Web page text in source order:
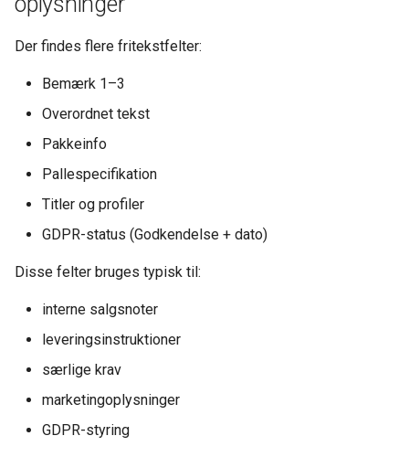
Der findes flere fritekstfelter:
Bemærk 1–3
Overordnet tekst
Pakkeinfo
Pallespecifikation
Titler og profiler
GDPR-status (Godkendelse + dato)
Disse felter bruges typisk til:
interne salgsnoter
leveringsinstruktioner
særlige krav
marketingoplysninger
GDPR-styring